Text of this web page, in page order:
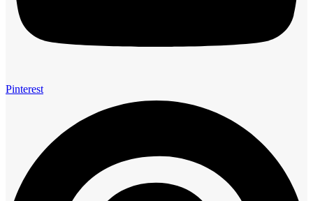
Pinterest